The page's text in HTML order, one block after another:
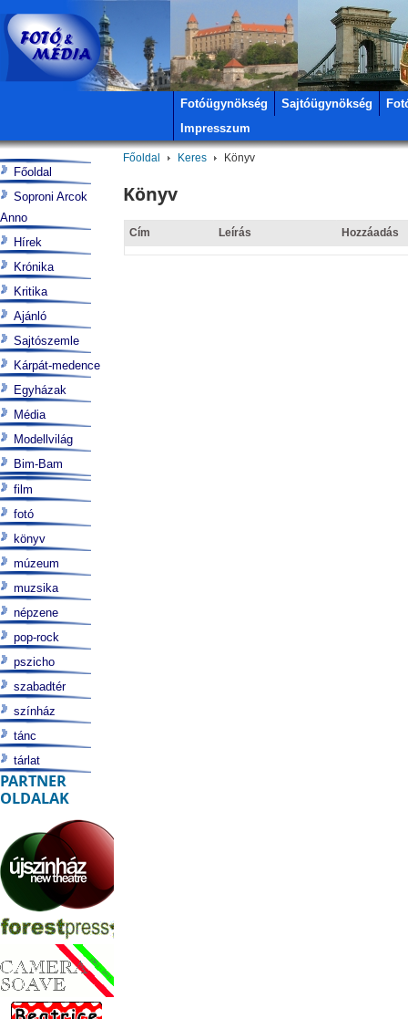
Fotóügynökség Sajtóügynökség
Impresszum
Főoldal Keres Könyv
Könyv
Cím Leírás Hozzáadás
Főoldal
Soproni Arcok
Anno
Hírek
Krónika
Kritika
Ajánló
Sajtószemle
Kárpát-medence
Egyházak
Média
Modellvilág
Bim-Bam
film
fotó
könyv
múzeum
muzsika
népzene
pop-rock
pszicho
szabadtér
színház
tánc
tárlat
PARTNER
OLDALAK